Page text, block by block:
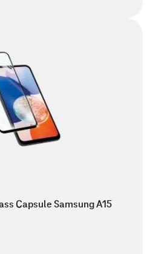
Capsule Samsung A15